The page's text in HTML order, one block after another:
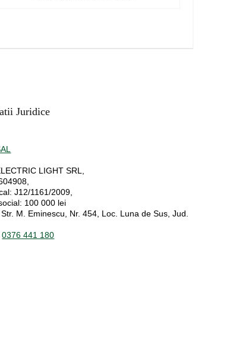
Juridice
LIGHT SRL,
J12/1161/2009,
: 100 000 lei
Str. M. Eminescu, Nr. 454, Loc. Luna de Sus, Jud.
0376 441 180